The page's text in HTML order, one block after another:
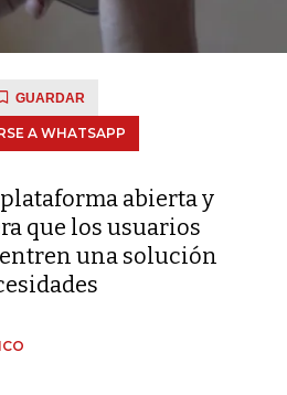
GUARDAR
A WHATSAPP
abierta y
que los usuarios
una solución